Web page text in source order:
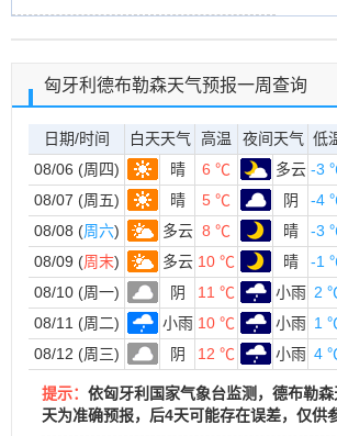
匈牙利德布勒森天气预报一周查询
日期/时间 白天天气 高温 夜间天气 低
08/06 (周四)
晴 6 ℃ 多云 -3
08/07 (周五)
晴 5 ℃ 阴 -4
08/08 (周六) 多云 8 ℃ 晴 -3
08/09 (周末) 多云 10 ℃ 晴 -1
08/10 (周一)
阴 11 ℃ 小雨 2
08/11 (周二)
小雨 10 ℃ 小雨 1
08/12 (周三)
阴 12 ℃ 小雨 4
提示： 依匈牙利国家气象台监测，德布勒
天为准确预报，后4天可能存在误差，仅供